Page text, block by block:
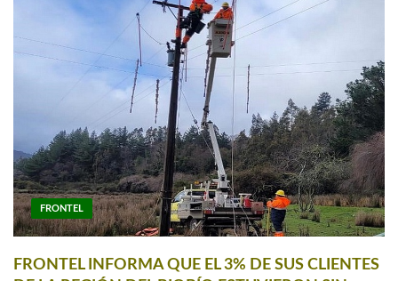
FRONTEL
FRONTEL INFORMA QUE EL 3% DE SUS CLIENTES